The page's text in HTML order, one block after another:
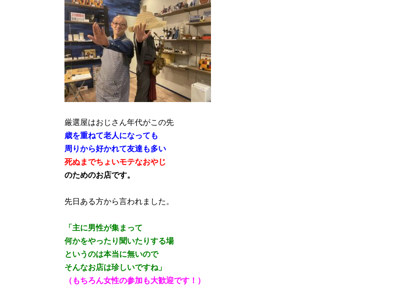
厳選屋はおじさん年代がこの先
歳を重ねて老人になっても
周りから好かれて友達も多い
死ぬまでちょいモテなおやじ
のためのお店です。
先日ある方から言われました。
「主に男性が集まって
何かをやったり聞いたりする場
というのは本当に無いので
そんなお店は珍しいですね」
（もちろん女性の参加も大歓迎です！）